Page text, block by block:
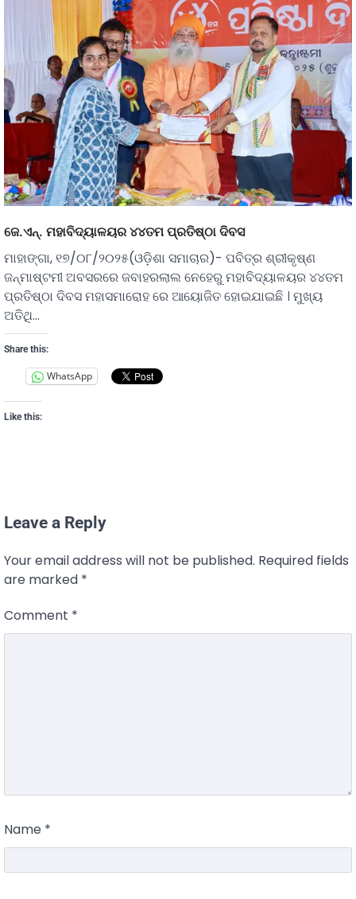
ଜେ.ଏନ୍. ମହାବିଦ୍ୟାଳୟର ୪୪ତମ ପ୍ରତିଷ୍ଠା ଦିବସ
ମାହାଙ୍ଗା, ୧୭/୦୮/୨୦୨୫(ଓଡ଼ିଶା ସମାଚାର)- ପବିତ୍ର ଶ୍ରୀକୃଷ୍ଣ
ଜନ୍ମାଷ୍ଟମୀ ଅବସରରେ ଜବାହରଲାଲ ନେହେରୁ ମହାବିଦ୍ୟାଳୟର ୪୪ତମ
ପ୍ରତିଷ୍ଠା ଦିବସ ମହାସମାରୋହ ରେ ଆୟୋଜିତ ହୋଇଯାଇଛି । ମୁଖ୍ୟ
ଅତିଥି…
Share this:
WhatsApp
Like this:
Leave a Reply
Your email address will not be published. Required fields
are marked *
Comment *
Name *